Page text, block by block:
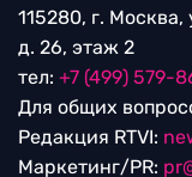
115280, г.
д. 26, этаж 2
тел: +7 (499) 579-
Для общих
Редакция RTVI:
Маркетинг/PR: